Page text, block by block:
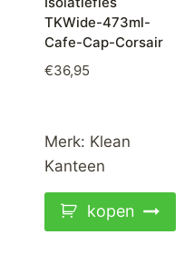
TKWide-473ml-
Cafe-Cap-Corsair
€36,95
Merk: Klean
Kanteen
kopen